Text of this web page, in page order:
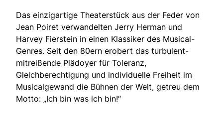
Das einzigartige Theaterstück aus der Feder von
Jean Poiret verwandelten Jerry Herman und
Harvey Fierstein in einen Klassiker des Musical-
Genres. Seit den 80ern erobert das turbulent-
mitreißende Plädoyer für Toleranz,
Gleichberechtigung und individuelle Freiheit im
Musicalgewand die Bühnen der Welt, getreu dem
Motto: „Ich bin was ich bin!“